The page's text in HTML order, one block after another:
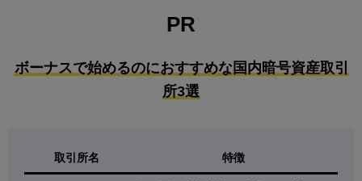
PR
ボーナスで始めるのにおすすめな国内暗号資産取引
所3選
取引所名 特徴